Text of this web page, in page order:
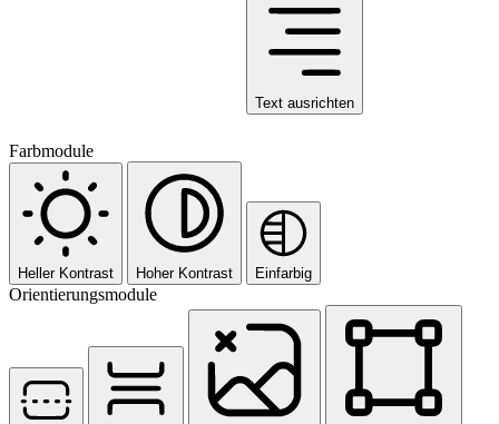
Text ausrichten
Farbmodule
Heller Kontrast Hoher Kontrast Einfarbig
Orientierungsmodule